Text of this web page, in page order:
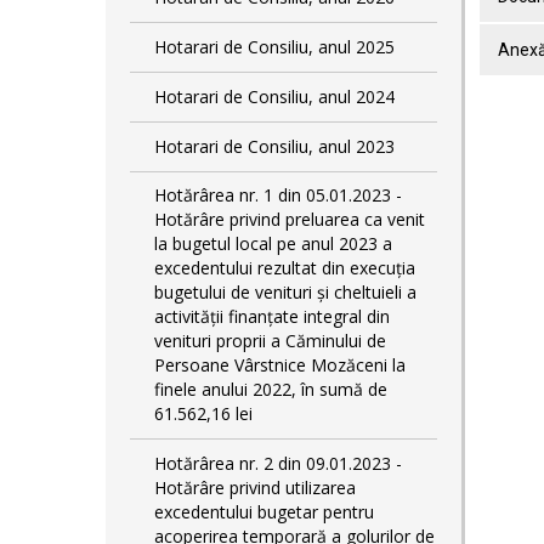
Hotarari de Consiliu, anul 2025
Hotarari de Consiliu, anul 2024
Hotarari de Consiliu, anul 2023
Hotărârea nr. 1 din 05.01.2023 -
Hotărâre privind preluarea ca venit
la bugetul local pe anul 2023 a
excedentului rezultat din execuția
bugetului de venituri și cheltuieli a
activității finanțate integral din
venituri proprii a Căminului de
Persoane Vârstnice Mozăceni la
finele anului 2022, în sumă de
61.562,16 lei
Hotărârea nr. 2 din 09.01.2023 -
Hotărâre privind utilizarea
excedentului bugetar pentru
acoperirea temporară a golurilor de